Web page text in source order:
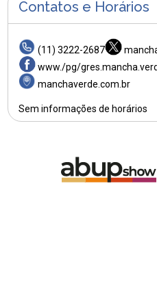
Contatos e Horários
(11) 3222-2687
www./pg/
manchaverde.com.br
Sem informações de horários